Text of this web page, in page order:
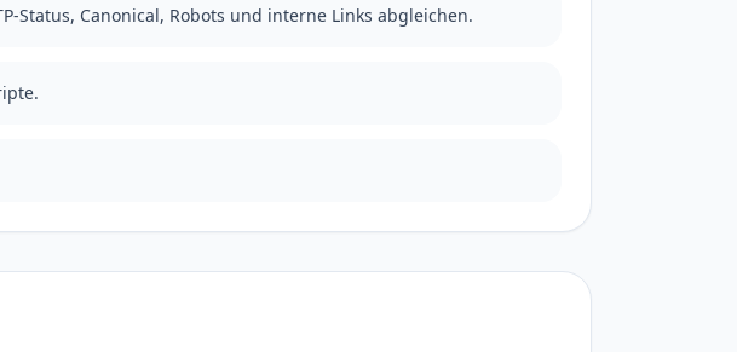
Status, Canonical, Robots und interne Links abgleichen.